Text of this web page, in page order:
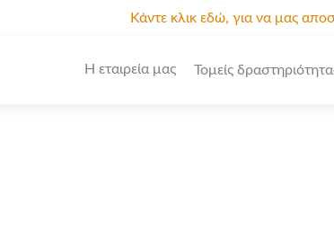
Κάντε κλικ εδώ, για να μας
Η εταιρεία μας Τομείς